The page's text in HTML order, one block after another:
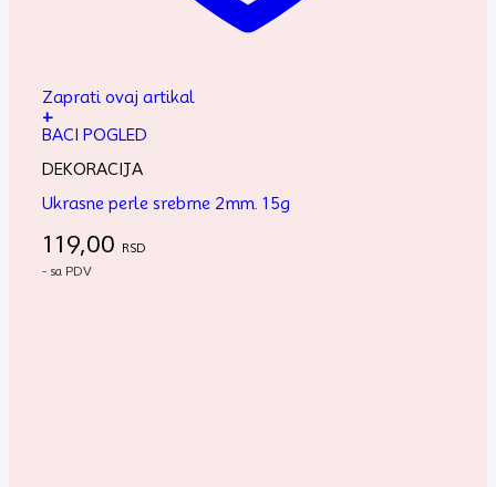
Zaprati ovaj artikal
+
BACI POGLED
DEKORACIJA
Ukrasne perle srebrne 2mm. 15g
119,00 RSD
- sa PDV